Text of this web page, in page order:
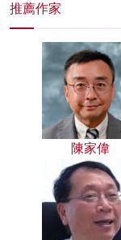
推薦作家
陳家偉